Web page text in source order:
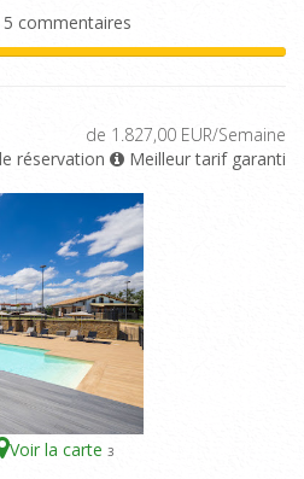
commentaires
de 1.827,00 EUR/Semaine
réservation
Meilleur tarif garanti
Voir la carte 3